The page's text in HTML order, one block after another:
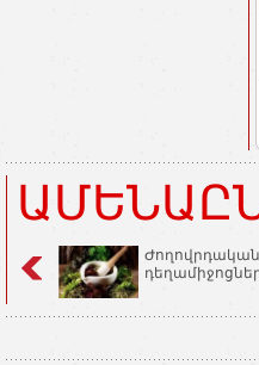
Ժողովրդական